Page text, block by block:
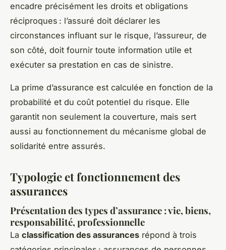
encadre précisément les droits et obligations
réciproques : l’assuré doit déclarer les
circonstances influant sur le risque, l’assureur, de
son côté, doit fournir toute information utile et
exécuter sa prestation en cas de sinistre.
La prime d’assurance est calculée en fonction de la
probabilité et du coût potentiel du risque. Elle
garantit non seulement la couverture, mais sert
aussi au fonctionnement du mécanisme global de
solidarité entre assurés.
Typologie et fonctionnement des
assurances
Présentation des types d’assurance : vie, biens,
responsabilité, professionnelle
La classification des assurances répond à trois